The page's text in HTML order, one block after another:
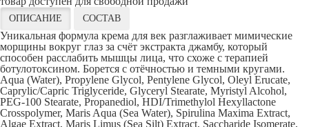
ОПИСАНИЕ СОСТАВ
Уникальная формула крема для век разглаживает мимические
морщины вокруг глаз за счёт экстракта джамбу, который
способен расслабить мышцы лица, что схоже с терапией
ботулотоксином. Борется с отёчностью и темными кругами.
Aqua (Water), Propylene Glycol, Pentylene Glycol, Oleyl Erucate,
Caprylic/Capric Triglyceride, Glyceryl Stearate, Myristyl Alcohol,
PEG-100 Stearate, Propanediol, HDI/Trimethylol Hexyllactone
Crosspolymer, Maris Aqua (Sea Water), Spirulina Maxima Extract,
Algae Extract, Maris Limus (Sea Silt) Extract, Saccharide Isomerate,